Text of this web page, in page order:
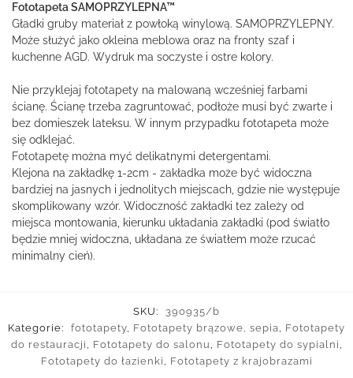
Fototapeta SAMOPRZYLEPNA™
Gładki gruby materiał z powłoką winylową. SAMOPRZYLEPNY.
Może służyć jako okleina meblowa oraz na fronty szaf i
kuchenne AGD. Wydruk ma soczyste i ostre kolory.
Nie przyklejaj fototapety na malowaną wcześniej farbami
ścianę. Ścianę trzeba zagruntować, podłoże musi być zwarte i
bez domieszek lateksu. W innym przypadku fototapeta może
się odklejać.
Fototapetę można myć delikatnymi detergentami.
Klejona na zakładkę 1-2cm - zakładka może być widoczna
bardziej na jasnych i jednolitych miejscach, gdzie nie występuje
skomplikowany wzór. Widoczność zakładki tez zależy od
miejsca montowania, kierunku układania zakładki (pod światło
będzie mniej widoczna, układana ze światłem może rzucać
minimalny cień).
SKU:
390935/b
Kategorie:
fototapety, Fototapety brązowe, sepia, Fototapety
do restauracji , Fototapety do salonu , Fototapety do sypialni ,
Fototapety do łazienki , Fototapety z krajobrazami